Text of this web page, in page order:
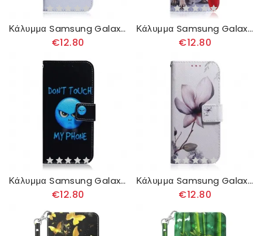
Κάλυμμα Samsung Galaxy A13 5G Πρόσωπο Panda
€12.80
Κάλυμμα Samsung Galaxy A13 5G Pug Dog
€12.80
Κάλυμμα Samsung Galaxy A13 5G Τηλέφωνο Emoji
€12.80
Κάλυμμα Samsung Galaxy A13 5G Dusty Pink Flower
€12.80